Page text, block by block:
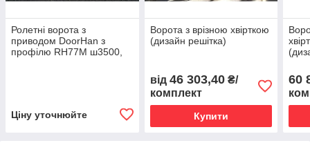
Ролетні ворота з
приводом DoorHan з
профілю RH77M ш3500,
Ціну уточнюйте
Ворота з врізною хвірткою
(дизайн решітка)
від 46 303,40₴/
комплект
Купити
60